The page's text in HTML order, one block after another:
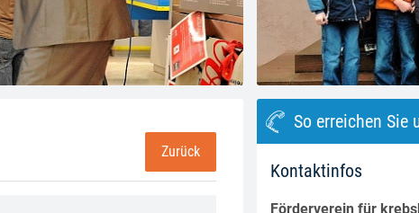
on line
Zurück
So erreichen Sie
Kontaktinfos
Förderverein für